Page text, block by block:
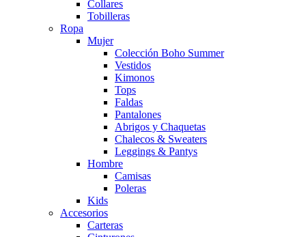
Collares
Tobilleras
Ropa
Mujer
Colección Boho Summer
Vestidos
Kimonos
Tops
Faldas
Pantalones
Abrigos y Chaquetas
Chalecos & Sweaters
Leggings & Pantys
Hombre
Camisas
Poleras
Kids
Accesorios
Carteras